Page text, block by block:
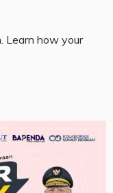
Learn how your